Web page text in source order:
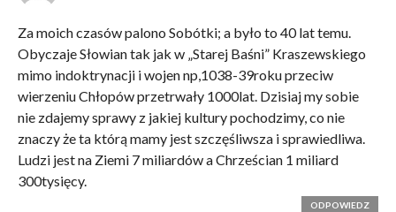
Za moich czasów palono Sobótki; a było to 40 lat temu.
Obyczaje Słowian tak jak w „Starej Baśni” Kraszewskiego
mimo indoktrynacji i wojen np,1038-39roku przeciw
wierzeniu Chłopów przetrwały 1000lat. Dzisiaj my sobie
nie zdajemy sprawy z jakiej kultury pochodzimy, co nie
znaczy że ta którą mamy jest szczęśliwsza i sprawiedliwa.
Ludzi jest na Ziemi 7 miliardów a Chrześcian 1 miliard
300tysięcy.
ODPOWIEDZ